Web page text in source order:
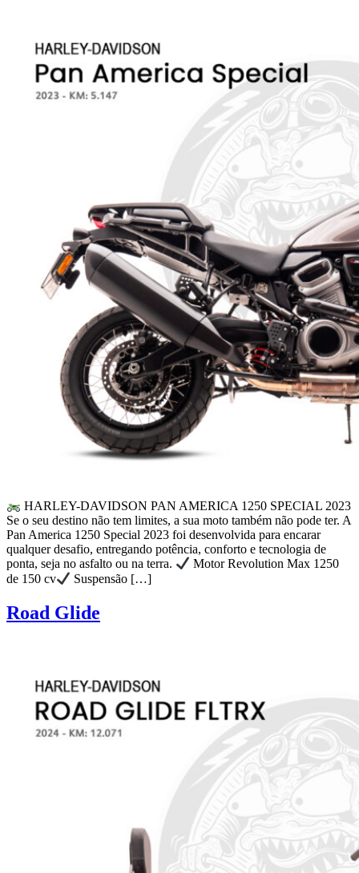
HARLEY-DAVIDSON PAN AMERICA 1250 SPECIAL 2023
Se o seu destino não tem limites, a sua moto também não pode ter. A
Pan America 1250 Special 2023 foi desenvolvida para encarar
qualquer desafio, entregando potência, conforto e tecnologia de
ponta, seja no asfalto ou na terra.
Motor Revolution Max 1250
de 150 cv
Suspensão […]
Road Glide